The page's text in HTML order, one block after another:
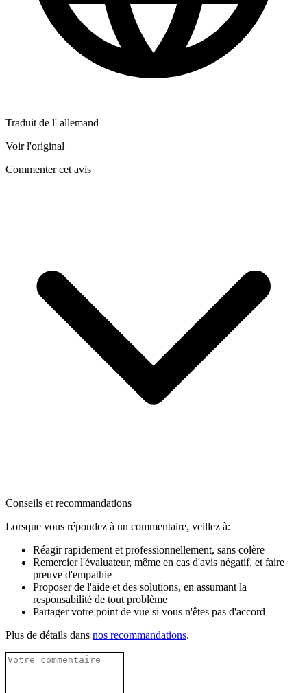
Traduit de l' allemand
Voir l'original
Commenter cet avis
Conseils et recommandations
Lorsque vous répondez à un commentaire, veillez à:
Réagir rapidement et professionnellement, sans colère
Remercier l'évaluateur, même en cas d'avis négatif, et faire
preuve d'empathie
Proposer de l'aide et des solutions, en assumant la
responsabilité de tout problème
Partager votre point de vue si vous n'êtes pas d'accord
Plus de détails dans nos recommandations.